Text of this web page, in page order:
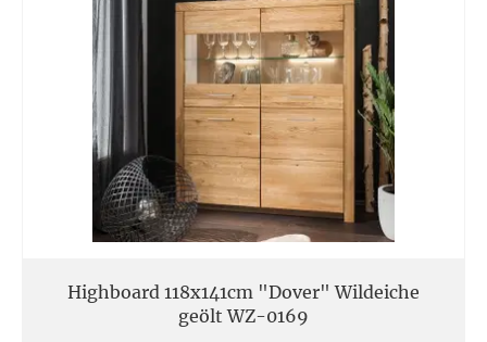
Highboard 118x141cm "Dover" Wildeiche
geölt WZ-0169